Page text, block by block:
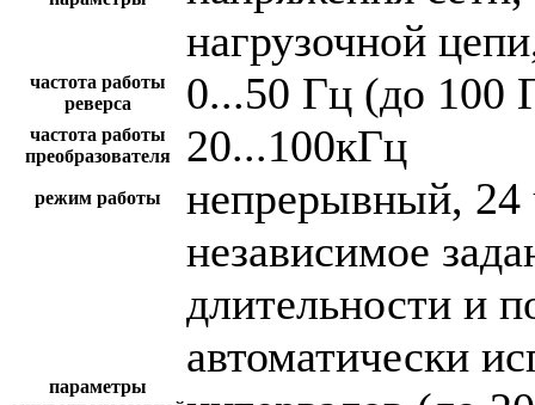
нагрузочной
частота работы
реверса
0...50 Гц (до 100
частота работы
преобразователя
20...100кГц
режим работы непрерывный, 24
параметры
независимое
длительности и
автоматически